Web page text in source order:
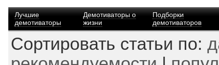
Лучшие
демотиваторы
Демотиваторы о
жизни
Подборки
демотиваторов
Сортировать статьи по: